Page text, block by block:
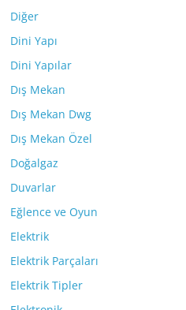
Diğer
Dini Yapı
Dini Yapılar
Dış Mekan
Dış Mekan Dwg
Dış Mekan Özel
Doğalgaz
Duvarlar
Eğlence ve Oyun
Elektrik
Elektrik Parçaları
Elektrik Tipler